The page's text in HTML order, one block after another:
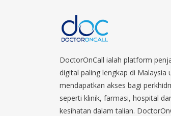
DoctorOnCall ialah platform
digital paling lengkap di Malaysia
mendapatkan akses bagi
seperti klinik, farmasi, hospital
kesihatan dalam talian.